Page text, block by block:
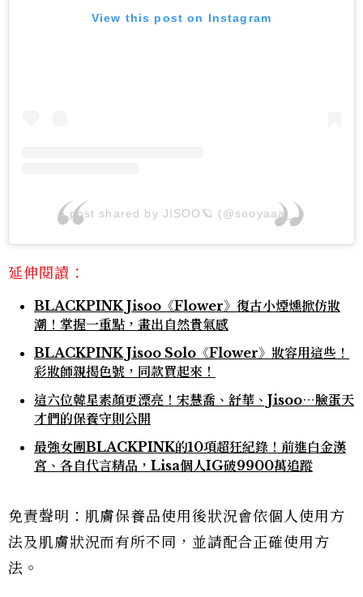
View this post on Instagram
A post shared by JISOO🪐 (@sooyaaa__)
延伸閱讀：
BLACKPINK Jisoo《Flower》復古小煙燻掀仿妝
潮！掌握一重點，畫出自然貴氣感
BLACKPINK Jisoo Solo《Flower》妝容用這些！
彩妝師親揭色號，同款買起來！
這六位韓星素顏更漂亮！宋慧喬、舒華、Jisoo⋯臉蛋天
才們的保養守則公開
最強女團BLACKPINK的10項超狂紀錄！前進白金漢
宮、各自代言精品，Lisa個人IG破9900萬追蹤
免責聲明：肌膚保養品使用後狀況會依個人使用方
法及肌膚狀況而有所不同，並請配合正確使用方
法。